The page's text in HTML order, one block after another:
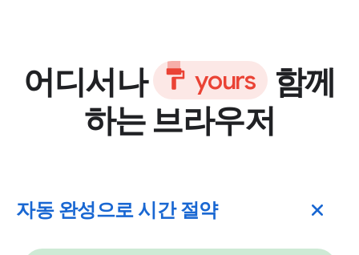
어디서나 yours
함께
하는 브라우저
자동 완성으로 시간 절약